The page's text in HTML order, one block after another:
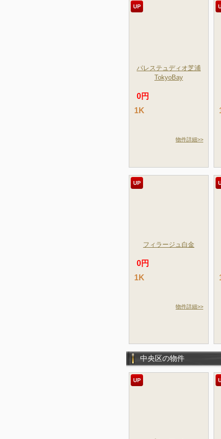
UP
パレステュディオ芝浦
TokyoBay
0円
1K
物件詳細>>
UP
フィラージュ白金
0円
1K
物件詳細>>
中央区の物件
UP